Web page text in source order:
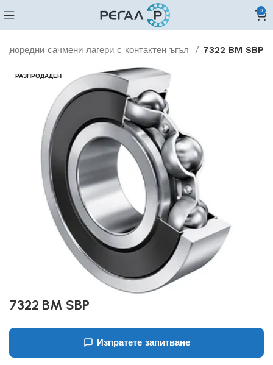
0
сачмени лагери с контактен ъгъл 7322 BM SBP
РАЗПРОДАДЕН
7322 BM SBP
Изпратете запитване